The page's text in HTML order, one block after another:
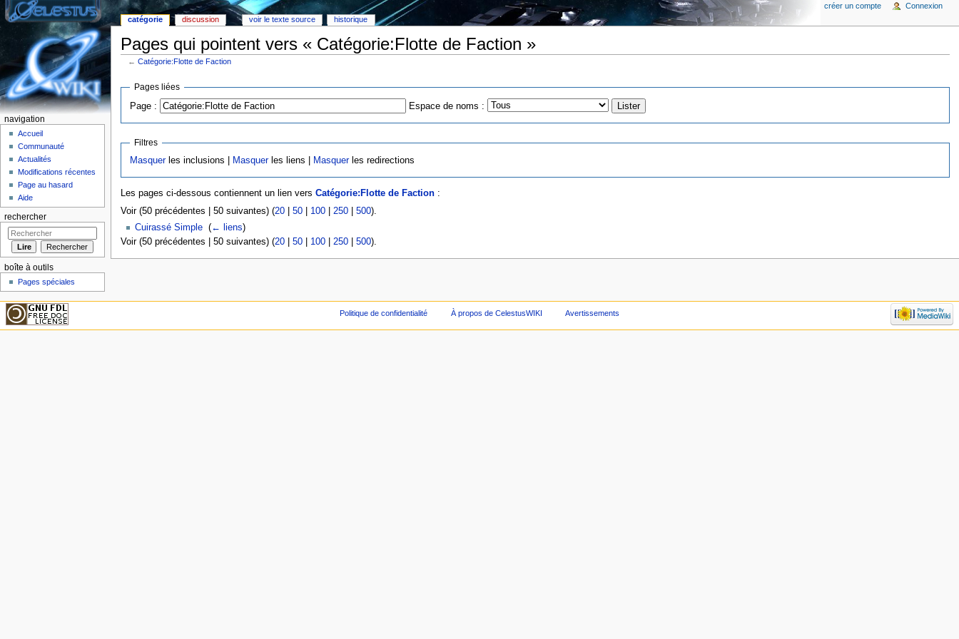
Pages qui pointent vers « Catégorie:Flotte de Faction »
←Catégorie:Flotte de Faction
Pages liées
Page :
Espace de noms :
Filtres
Masquerles inclusions | Masquerles liens | Masquerles redirections
Les pages ci-dessous contiennent un lien vers Catégorie:Flotte de Faction:
Voir (50 précédentes | 50 suivantes) (20| 50| 100| 250| 500).
Cuirassé Simple‎ (← liens)
Voir (50 précédentes | 50 suivantes) (20| 50| 100| 250| 500).
catégorie discussion voir le texte source historique
créer un compte Connexion
navigation
Accueil
Communauté
Actualités
Modifications récentes
Page au hasard
Aide
rechercher
boîte à outils
Pages spéciales
Politique de confidentialité À propos de CelestusWIKI Avertissements